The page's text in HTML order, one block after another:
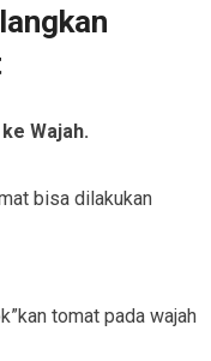
Wajah.
bisa dilakukan
tomat pada wajah